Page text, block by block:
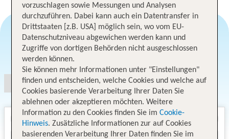
Angebotsauswahl
vorzuschlagen sowie Messungen und Analysen
durchzuführen. Dabei kann auch ein Datentransfer in
Drittstaaten [z.B. USA] möglich sein, wo vom EU-
Datenschutzniveau abgewichen werden kann und
Zugriffe von dortigen Behörden nicht ausgeschlossen
werden können.
Sie können mehr Informationen unter "Einstellungen"
finden und entscheiden, welche Cookies und welche auf
Cookies basierende Verarbeitung Ihrer Daten Sie
ablehnen oder akzeptieren möchten. Weitere
Information zu den Cookies finden Sie im Cookie-
Hinweis. Zusätzliche Informationen zur auf Cookies
basierenden Verarbeitung Ihrer Daten finden Sie im